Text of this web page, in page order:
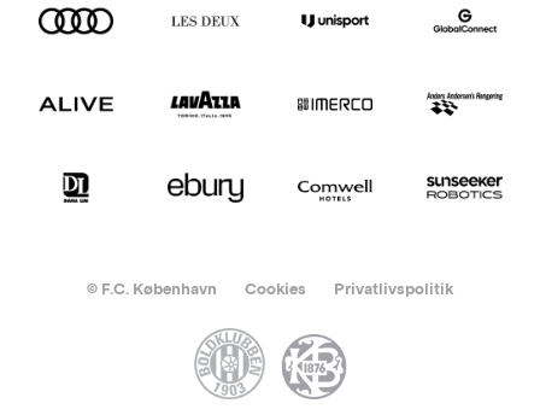
© F.C. København Cookies Privatlivspolitik